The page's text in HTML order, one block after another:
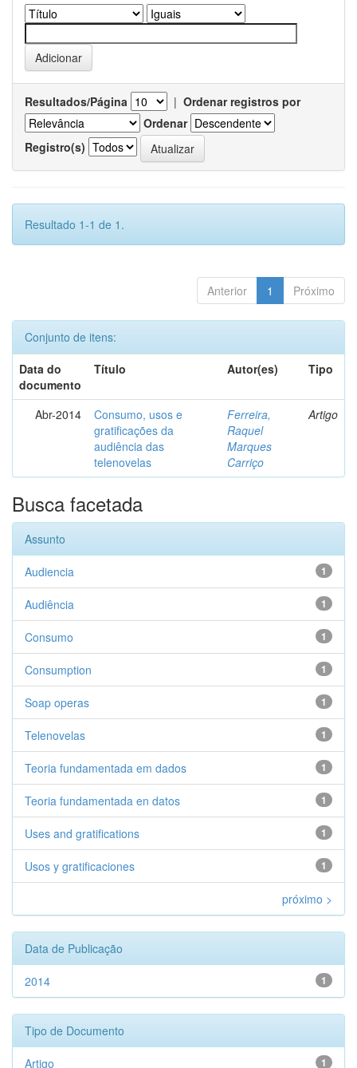
Resultados/Página | Ordenar registros por
Ordenar
Registro(s)
Resultado 1-1 de 1.
Anterior 1 Próximo
Conjunto de itens:
Data do
documento
Título Autor(es) Tipo
Abr-2014
Consumo, usos e
gratificações da
audiência das
telenovelas
Ferreira,
Raquel
Marques
Carriço
Artigo
Busca facetada
Assunto
1
Audiencia
1
Audiência
1
Consumo
1
Consumption
1
Soap operas
1
Telenovelas
1
Teoria fundamentada em dados
1
Teoria fundamentada en datos
1
Uses and gratifications
1
Usos y gratificaciones
próximo >
Data de Publicação
1
2014
Tipo de Documento
1
Artigo